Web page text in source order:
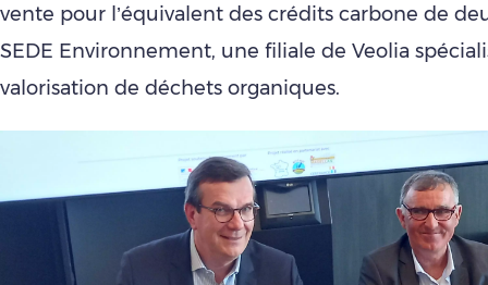
vente pour l’équivalent des crédits carbone de
SEDE Environnement, une filiale de Veolia
valorisation de déchets organiques.